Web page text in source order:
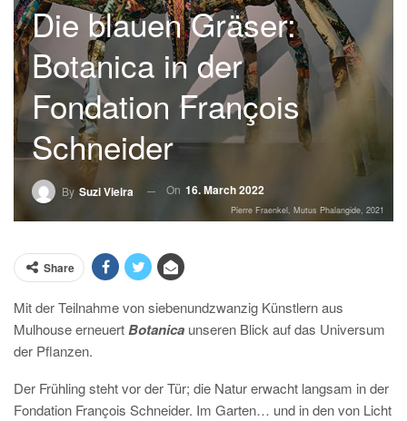
Die blauen Gräser:
Botanica in der
Fondation François
Schneider
By Suzi Vieira On 16. March 2022
Pierre Fraenkel, Mutus Phalangide, 2021
Share
Mit der Teilnahme von siebenundzwanzig Künstlern aus
Mulhouse erneuertBotanica unseren Blick auf das Universum
der Pflanzen.
Der Frühling steht vor der Tür; die Natur erwacht langsam in der
Fondation François Schneider. Im Garten… und in den von Licht